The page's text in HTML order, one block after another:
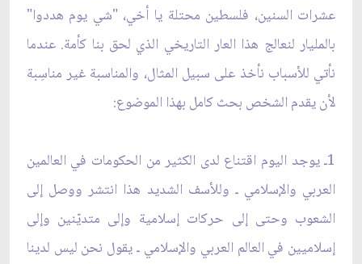
عشرات السنين، فلسطين محتلة يا أخي، "شي يوم هددوا"
بالمليار لنعالج هذا العار التاريخي الذي لحق بنا كأمة. عندما
نأتي للأسباب نأخذ على سبيل المثال، والمناسبة غير مناسِبة
لأن يقدم الشخص بحث كامل بهذا الموضوع:
1ـ يوجد اليوم اقتناع لدى الكثير من الحكومات في العالمين
العربي والإسلامي ـ وللأسف الشديد هذا انتشر ووصل إلى
الشعوب وحتى إلى حركات إسلامية وإلى متديّنين وإلى
إسلاميين في العالم العربي والإسلامي ـ يقول نحن ليس لدينا